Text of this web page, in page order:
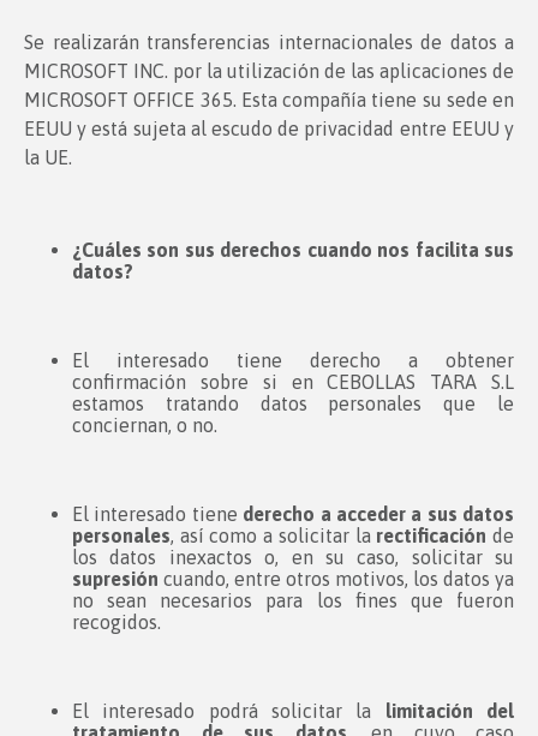
Se realizarán transferencias internacionales de datos a
MICROSOFT INC. por la utilización de las aplicaciones de
MICROSOFT OFFICE 365. Esta compañía tiene su sede en
EEUU y está sujeta al escudo de privacidad entre EEUU y
la UE.
¿Cuáles son sus derechos cuando nos facilita sus
datos?
El interesado tiene derecho a obtener
confirmación sobre si en CEBOLLAS TARA S.L
estamos tratando datos personales que le
conciernan, o no.
El interesado tiene derecho a acceder a sus datos
personales, así como a solicitar la rectificación de
los datos inexactos o, en su caso, solicitar su
supresión cuando, entre otros motivos, los datos ya
no sean necesarios para los fines que fueron
recogidos.
El interesado podrá solicitar la limitación del